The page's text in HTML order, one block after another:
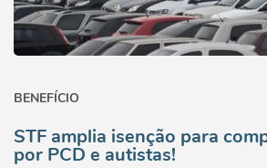
BENEFÍCIO
STF amplia isenção para
por PCD e autistas!